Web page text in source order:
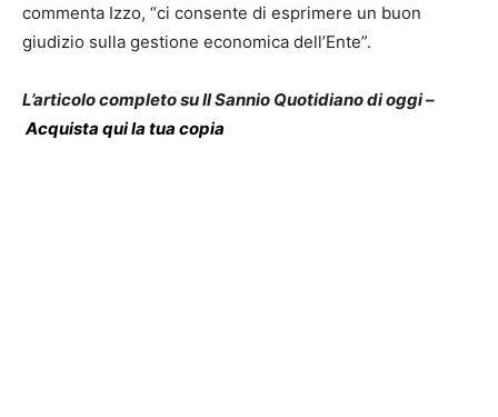
commenta Izzo, “ci consente di esprimere un buon
giudizio sulla gestione economica dell’Ente”.
L’articolo completo su Il Sannio Quotidiano di oggi –
Acquista qui la tua copia